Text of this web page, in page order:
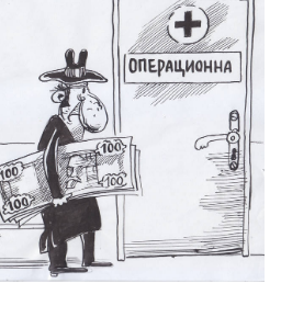
КОНТАКТИ
РЕКЛАМА
АБОНАМЕНТ
УСЛОВИЯ ЗА ПОЛЗВАНЕ
ПОЛИТИКА ЗА БИСКВИТКИТЕ
ПОЛИТИКАТА ЗА